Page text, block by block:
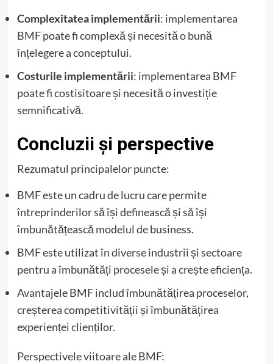
Complexitatea implementării: implementarea
BMF poate fi complexă și necesită o bună
înțelegere a conceptului.
Costurile implementării: implementarea BMF
poate fi costisitoare și necesită o investiție
semnificativă.
Concluzii și perspective
Rezumatul principalelor puncte:
BMF este un cadru de lucru care permite
întreprinderilor să își definească și să își
îmbunătățească modelul de business.
BMF este utilizat în diverse industrii și sectoare
pentru a îmbunătăți procesele și a crește eficiența.
Avantajele BMF includ îmbunătățirea proceselor,
creșterea competitivității și îmbunătățirea
experienței clienților.
Perspectivele viitoare ale BMF: